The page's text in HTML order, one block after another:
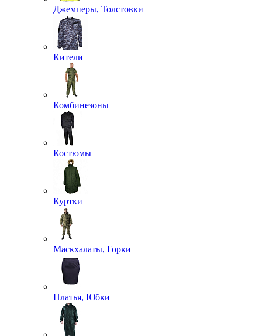
Джемперы, Толстовки
Кители
Комбинезоны
Костюмы
Куртки
Маскхалаты, Горки
Платья, Юбки